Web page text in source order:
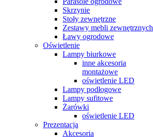
Skrzynie
Stoły zewnętrzne
Zestawy mebli zewnętrznych
Ławy ogrodowe
Oświetlenie
Lampy biurkowe
inne akcesoria
montażowe
oświetlenie LED
Lampy podłogowe
Lampy sufitowe
Żarówki
oświetlenie LED
Prezentacja
Akcesoria